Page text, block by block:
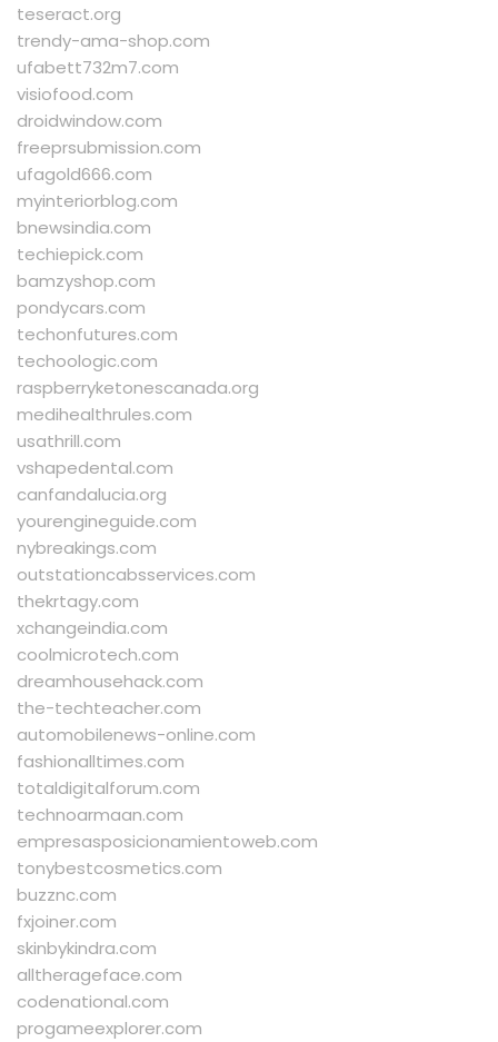
teseract.org
trendy-ama-shop.com
ufabett732m7.com
visiofood.com
droidwindow.com
freeprsubmission.com
ufagold666.com
myinteriorblog.com
bnewsindia.com
techiepick.com
bamzyshop.com
pondycars.com
techonfutures.com
techoologic.com
raspberryketonescanada.org
medihealthrules.com
usathrill.com
vshapedental.com
canfandalucia.org
yourengineguide.com
nybreakings.com
outstationcabsservices.com
thekrtagy.com
xchangeindia.com
coolmicrotech.com
dreamhousehack.com
the-techteacher.com
automobilenews-online.com
fashionalltimes.com
totaldigitalforum.com
technoarmaan.com
empresasposicionamientoweb.com
tonybestcosmetics.com
buzznc.com
fxjoiner.com
skinbykindra.com
alltherageface.com
codenational.com
progameexplorer.com